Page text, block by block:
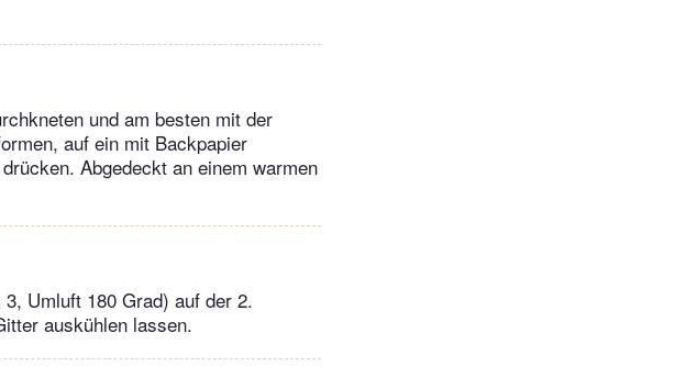
und am besten mit der
auf ein mit Backpapier
Abgedeckt an einem warmen
Umluft 180 Grad) auf der 2.
auskühlen lassen.